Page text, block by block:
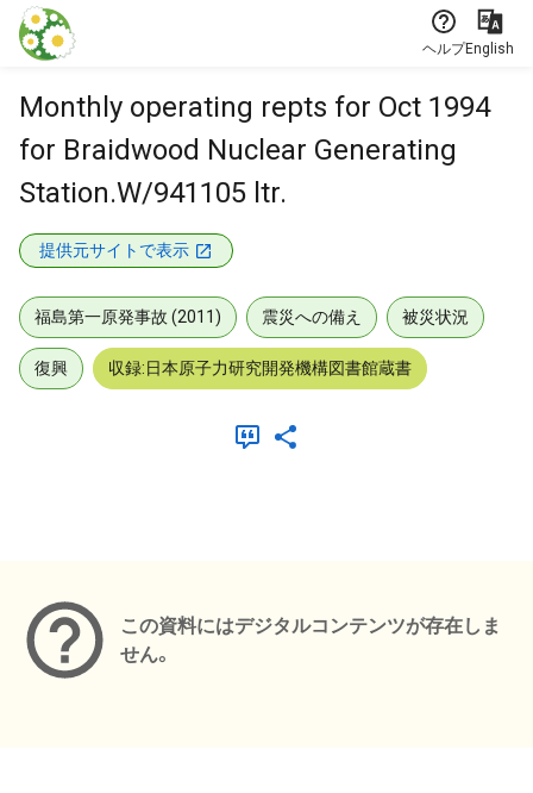
本文に飛ぶ
ヘルプEnglish
Monthly operating repts for Oct 1994
for Braidwood Nuclear Generating
Station.W/941105 ltr.
提供元サイトで表示
福島第一原発事故 (2011) 震災への備え 被災状況
復興 収録:日本原子力研究開発機構図書館蔵書
この資料にはデジタルコンテンツが存在しま
せん。